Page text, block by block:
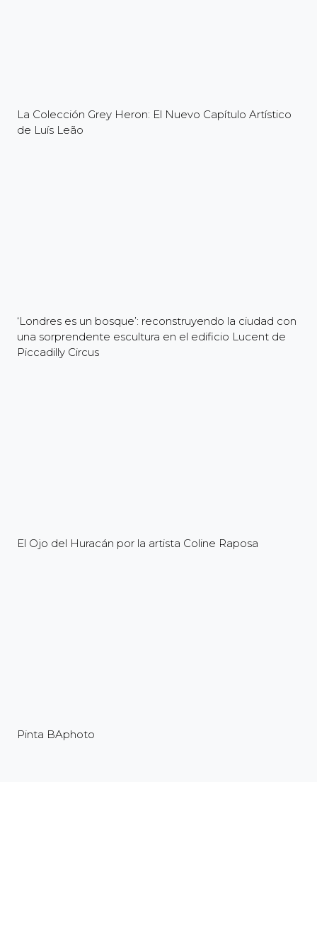
La Colección Grey Heron: El Nuevo Capítulo Artístico
de Luís Leão
‘Londres es un bosque’: reconstruyendo la ciudad con
una sorprendente escultura en el edificio Lucent de
Piccadilly Circus
El Ojo del Huracán por la artista Coline Raposa
Pinta BAphoto